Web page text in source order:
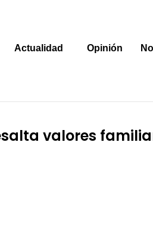
Actualidad Opinión
valores